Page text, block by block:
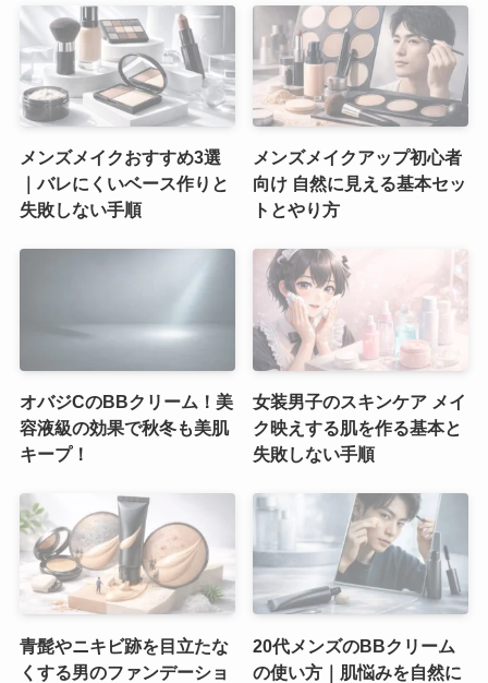
メンズメイクおすすめ3選
｜バレにくいベース作りと
失敗しない手順
メンズメイクアップ初心者
向け 自然に見える基本セッ
トとやり方
オバジCのBBクリーム！美
容液級の効果で秋冬も美肌
キープ！
女装男子のスキンケア メイ
ク映えする肌を作る基本と
失敗しない手順
青髭やニキビ跡を目立たな
くする男のファンデーショ
20代メンズのBBクリーム
の使い方｜肌悩みを自然に